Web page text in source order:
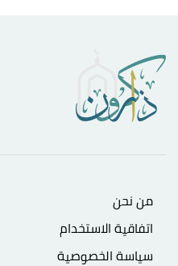
من نحن
اتفاقية الاستخدام
سياسة الخصوصية